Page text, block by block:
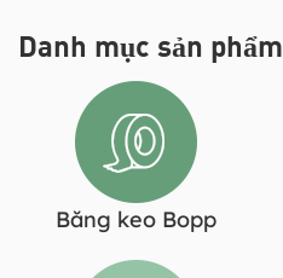
Danh mục sản phẩm
Băng keo Bopp